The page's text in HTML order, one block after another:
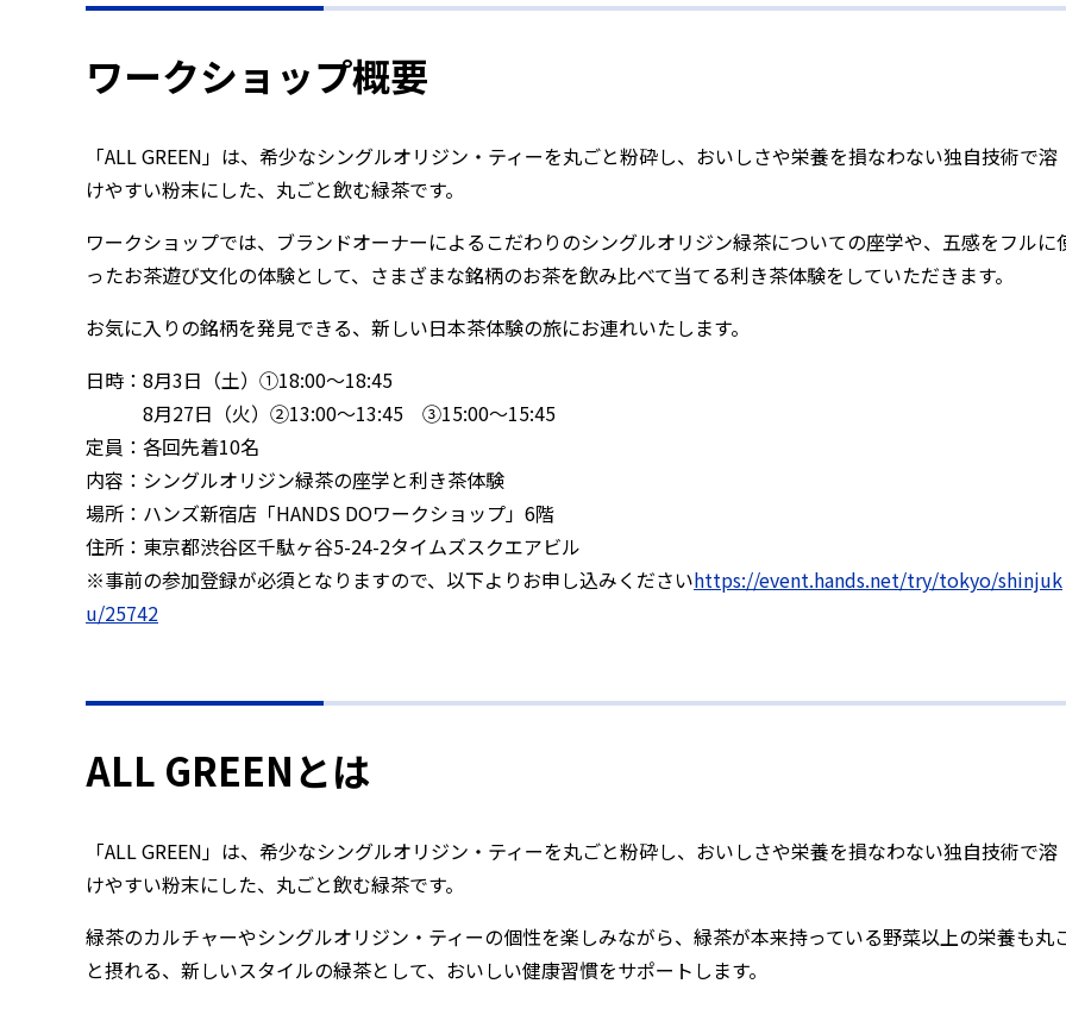
ワークショップ概要
「ALL GREEN」は、希少なシングルオリジン・ティーを丸ごと粉砕し、おいしさや栄養を損なわない独自技術で溶
けやすい粉末にした、丸ごと飲む緑茶です。
ワークショップでは、ブランドオーナーによるこだわりのシングルオリジン緑茶についての座学や、五感をフルに
ったお茶遊び文化の体験として、さまざまな銘柄のお茶を飲み比べて当てる利き茶体験をしていただきます。
お気に入りの銘柄を発見できる、新しい日本茶体験の旅にお連れいたします。
日時：8月3日（土）①18:00〜18:45
8月27日（火）②13:00〜13:45 ③15:00〜15:45
定員：各回先着10名
内容：シングルオリジン緑茶の座学と利き茶体験
場所：ハンズ新宿店「HANDS DOワークショップ」6階
住所：東京都渋谷区千駄ヶ谷5-24-2タイムズスクエアビル
※事前の参加登録が必須となりますので、以下よりお申し込みくださいhttps://event.hands.net/try/tokyo/shinjuk
u/25742
ALL GREENとは
「ALL GREEN」は、希少なシングルオリジン・ティーを丸ごと粉砕し、おいしさや栄養を損なわない独自技術で溶
けやすい粉末にした、丸ごと飲む緑茶です。
緑茶のカルチャーやシングルオリジン・ティーの個性を楽しみながら、緑茶が本来持っている野菜以上の栄養も丸
と摂れる、新しいスタイルの緑茶として、おいしい健康習慣をサポートします。